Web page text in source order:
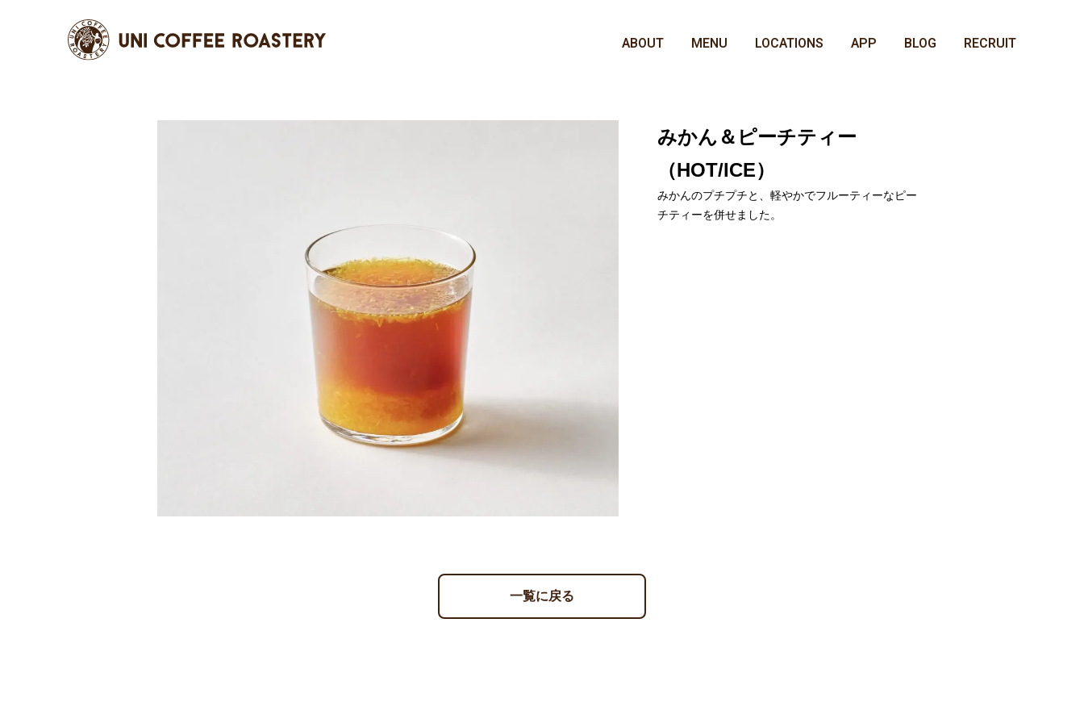
ABOUT MENU LOCATIONS APP BLOG RECRUIT
みかん＆ピーチティー
（HOT/ICE）
みかんのプチプチと、軽やかでフルーティーなピー
チティーを併せました。
一覧に戻る